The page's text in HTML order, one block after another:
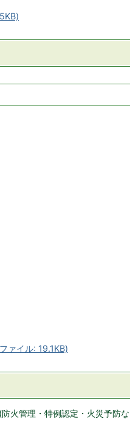
ァイル: 19.1KB)
火管理・特例認定・火災予防な